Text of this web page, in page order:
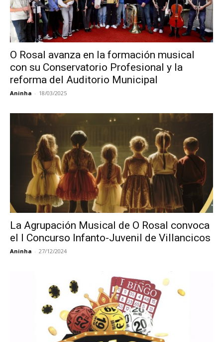
O Rosal avanza en la formación musical
con su Conservatorio Profesional y la
reforma del Auditorio Municipal
Aninha - 18/03/2025
La Agrupación Musical de O Rosal convoca
el I Concurso Infanto-Juvenil de Villancicos
Aninha - 27/12/2024